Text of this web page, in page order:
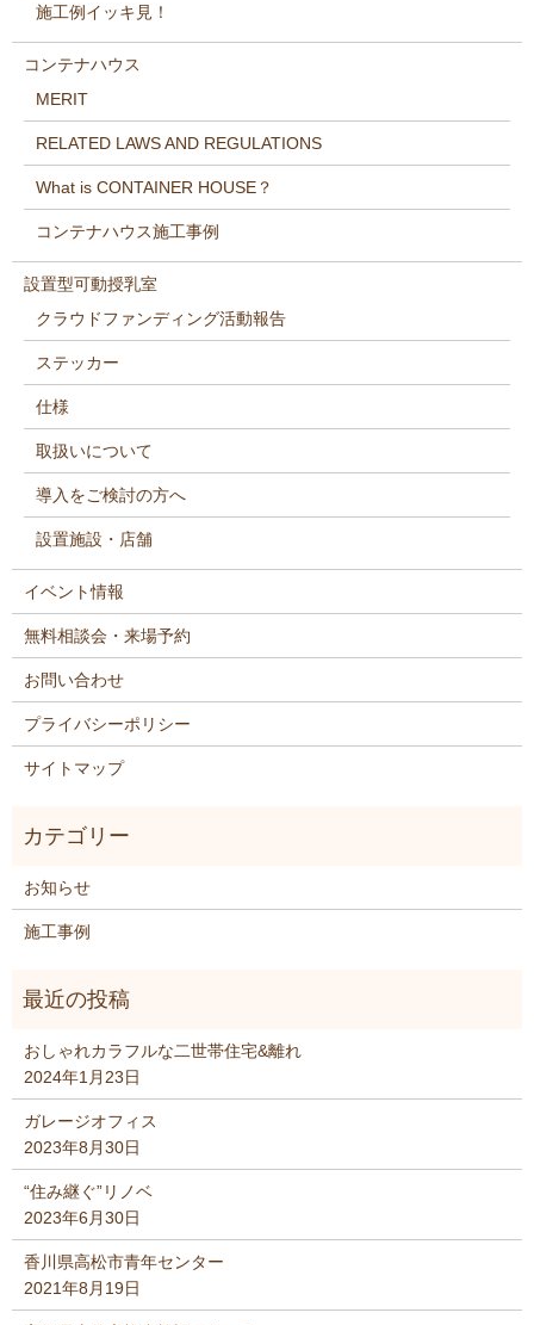
施工例イッキ見！
コンテナハウス
MERIT
RELATED LAWS AND REGULATIONS
What is CONTAINER HOUSE？
コンテナハウス施工事例
設置型可動授乳室
クラウドファンディング活動報告
ステッカー
仕様
取扱いについて
導入をご検討の方へ
設置施設・店舗
イベント情報
無料相談会・来場予約
お問い合わせ
プライバシーポリシー
サイトマップ
お知らせ
施工事例
おしゃれカラフルな二世帯住宅&離れ
2024年1月23日
ガレージオフィス
2023年8月30日
“住み継ぐ”リノベ
2023年6月30日
香川県高松市青年センター
2021年8月19日